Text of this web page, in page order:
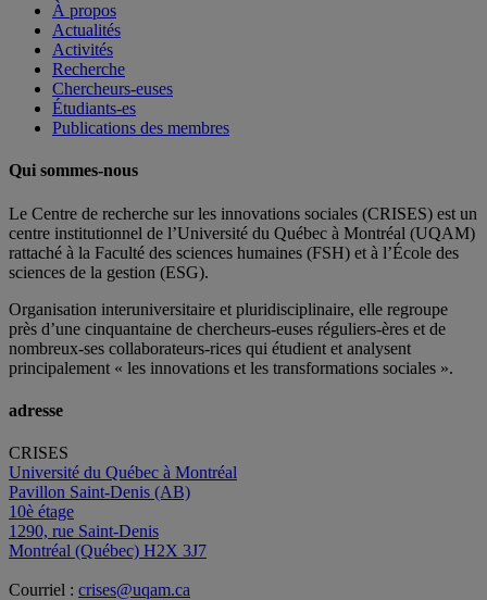
À propos
Actualités
Activités
Recherche
Chercheurs-euses
Étudiants-es
Publications des membres
Qui sommes-nous
Le Centre de recherche sur les innovations sociales (CRISES) est un
centre institutionnel de l’Université du Québec à Montréal (UQAM)
rattaché à la Faculté des sciences humaines (FSH) et à l’École des
sciences de la gestion (ESG).
Organisation interuniversitaire et pluridisciplinaire, elle regroupe
près d’une cinquantaine de chercheurs-euses réguliers-ères et de
nombreux-ses collaborateurs-rices qui étudient et analysent
principalement « les innovations et les transformations sociales ».
adresse
CRISES
Université du Québec à Montréal
Pavillon Saint-Denis (AB)
10è étage
1290, rue Saint-Denis
Montréal (Québec) H2X 3J7
Courriel : crises@uqam.ca